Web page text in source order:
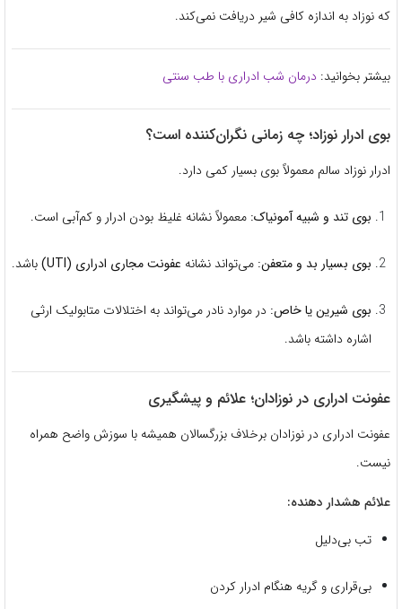
که نوزاد به اندازه کافی شیر دریافت نمی‌کند.
بیشتر بخوانید: درمان شب ادراری با طب سنتی
بوی ادرار نوزاد؛ چه زمانی نگران‌کننده است؟
ادرار نوزاد سالم معمولاً بوی بسیار کمی دارد.
بوی تند و شبیه آمونیاک: معمولاً نشانه غلیظ بودن ادرار و کم‌آبی است.
بوی بسیار بد و متعفن: می‌تواند نشانه عفونت مجاری ادراری (UTI) باشد.
بوی شیرین یا خاص: در موارد نادر می‌تواند به اختلالات متابولیک ارثی
اشاره داشته باشد.
عفونت ادراری در نوزادان؛ علائم و پیشگیری
عفونت ادراری در نوزادان برخلاف بزرگسالان همیشه با سوزش واضح همراه
نیست.
علائم هشدار دهنده:
تب بی‌دلیل
بی‌قراری و گریه هنگام ادرار کردن